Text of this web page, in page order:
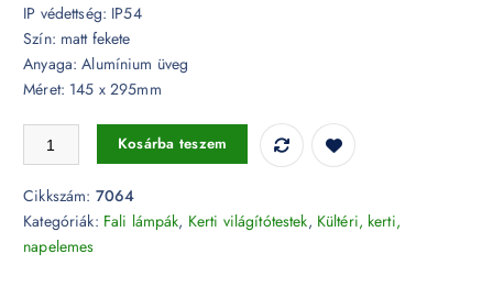
IP védettség: IP54
Szín: matt fekete
Anyaga: Alumínium üveg
Méret: 145 x 295mm
Modern fali lámpa búra, matt fekete - 7064 mennyiség
Kosárba teszem
Cikkszám: 7064
Kategóriák: Fali lámpák, Kerti világítótestek, Kültéri, kerti,
napelemes